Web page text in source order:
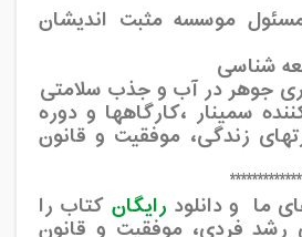
موسسه مثبت اندیشان
شناسی
جوهر در آب و جذب سلامتی
سمینار ،کارگاهها و دوره
زندگی، موفقیت و قانون
ما و دانلود رایگان کتاب را